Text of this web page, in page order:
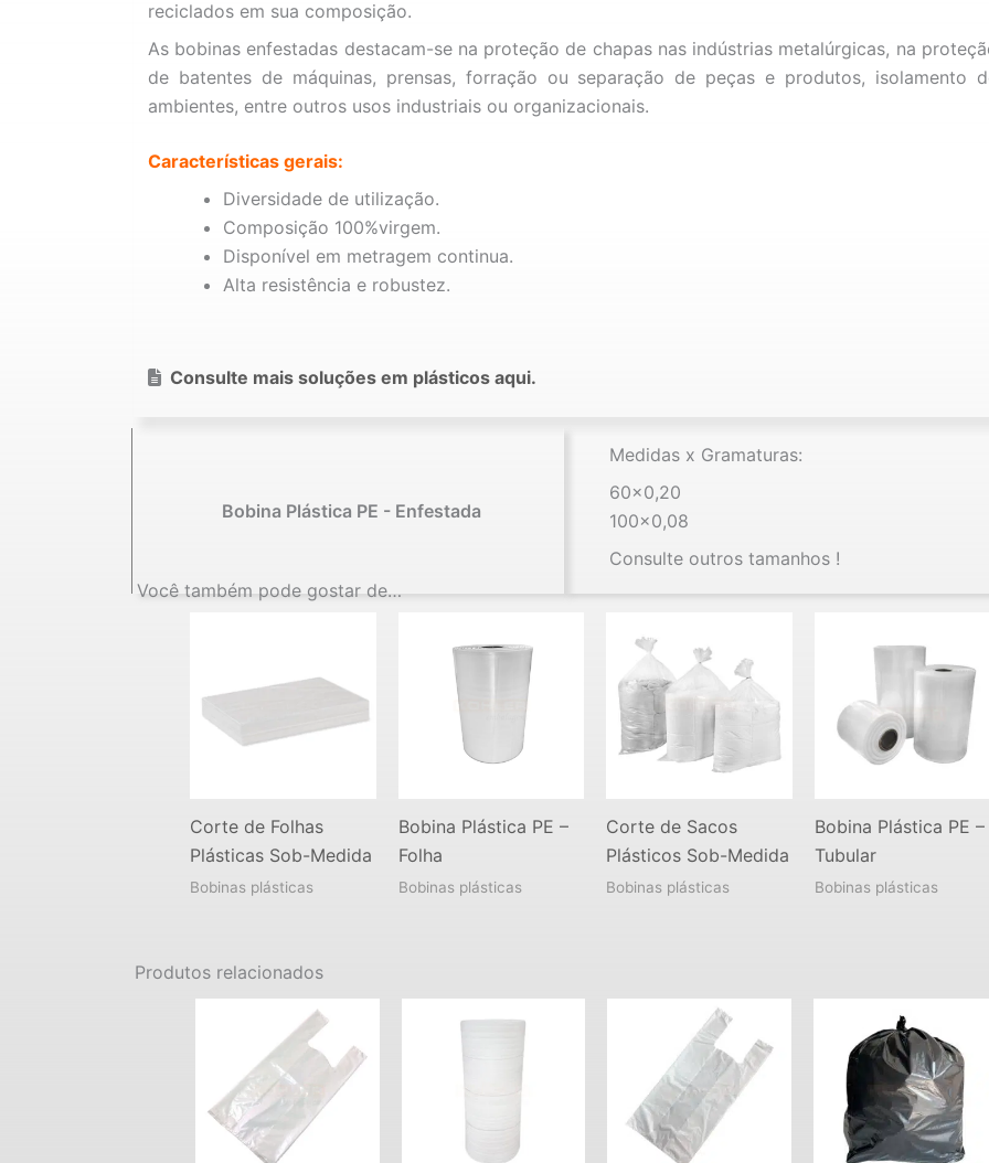
reciclados em sua composição.
As bobinas enfestadas destacam-se na proteção de chapas nas indústrias metalúrgicas, na
de batentes de máquinas, prensas, forração ou separação de peças e produtos, isolamento
ambientes, entre outros usos industriais ou organizacionais.
Características gerais:
Diversidade de utilização.
Composição 100%virgem.
Disponível em metragem continua.
Alta resistência e robustez.
Consulte mais soluções em plásticos aqui.
Bobina Plástica PE - Enfestada
Medidas x Gramaturas:
60×0,20
100×0,08
Consulte outros tamanhos !
Você também pode gostar de…
Corte de Folhas
Plásticas Sob-Medida
Bobinas plásticas
Bobina Plástica PE –
Folha
Bobinas plásticas
Corte de Sacos
Plásticos Sob-Medida
Bobinas plásticas
Bobina Plástica PE –
Tubular
Bobinas plásticas
Produtos relacionados